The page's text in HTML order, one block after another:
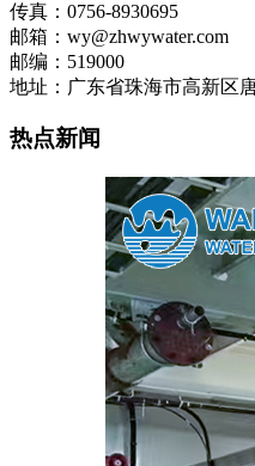
传真：0756-8930695
邮箱：wy@zhwywater.com
邮编：519000
地址：广东省珠海市高新区
热点新闻